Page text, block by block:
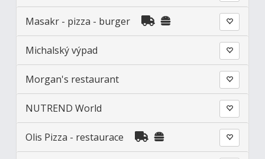
Masakr - pizza - burger
Michalský výpad
Morgan's restaurant
NUTREND World
Olis Pizza - restaurace